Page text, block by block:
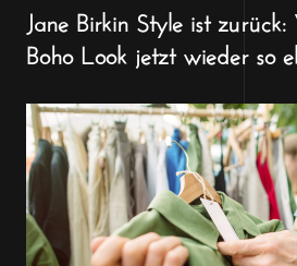
Jane Birkin Style ist
Boho Look jetzt wieder so